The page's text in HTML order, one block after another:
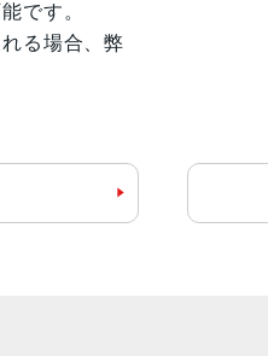
です。
る場合、弊